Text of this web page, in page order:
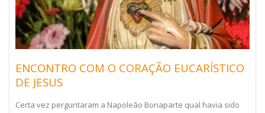
ENCONTRO COM O CORAÇÃO EUCARÍSTICO
DE JESUS
Certa vez perguntaram a Napoleão Bonaparte qual havia sido